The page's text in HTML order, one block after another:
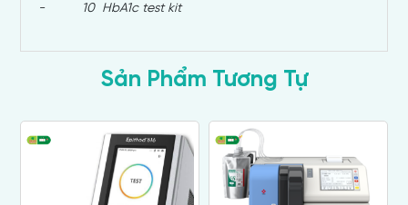
- 10 HbA1c test kit
Sản Phẩm Tương Tự